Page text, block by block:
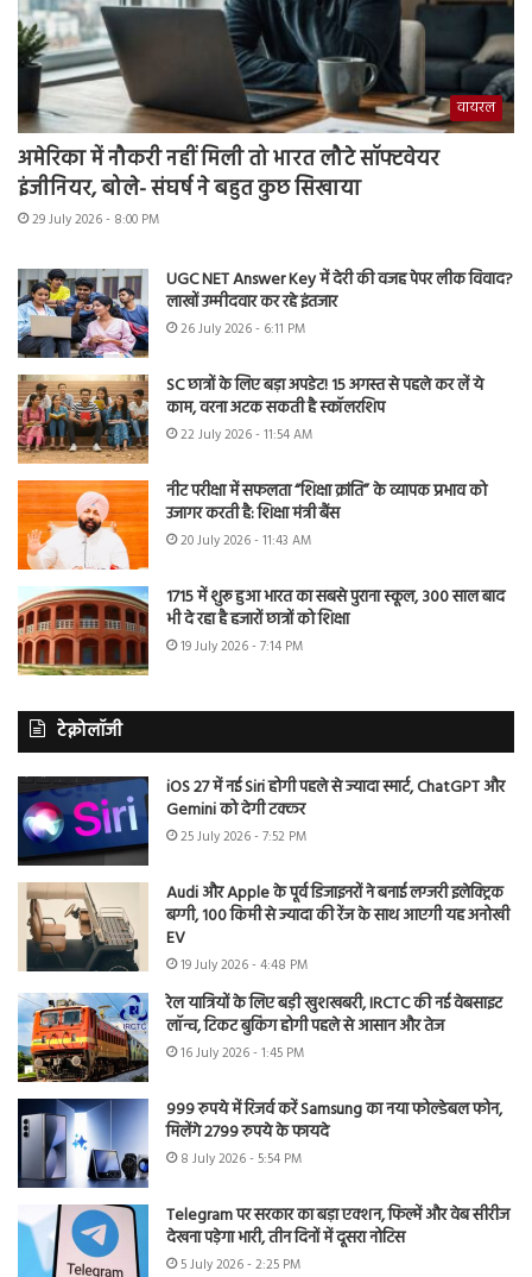
वायरल
अमेरिका में नौकरी नहीं मिली तो भारत लौटे सॉफ्टवेयर
इंजीनियर, बोले- संघर्ष ने बहुत कुछ सिखाया
29 July 2026 - 8:00 PM
UGC NET Answer Key में देरी की वजह पेपर लीक विवाद?
लाखों उम्मीदवार कर रहे इंतजार
26 July 2026 - 6:11 PM
SC छात्रों के लिए बड़ा अपडेट! 15 अगस्त से पहले कर लें ये
काम, वरना अटक सकती है स्कॉलरशिप
22 July 2026 - 11:54 AM
नीट परीक्षा में सफलता “शिक्षा क्रांति” के व्यापक प्रभाव को
उजागर करती है: शिक्षा मंत्री बैंस
20 July 2026 - 11:43 AM
1715 में शुरू हुआ भारत का सबसे पुराना स्कूल, 300 साल बाद
भी दे रहा है हजारों छात्रों को शिक्षा
19 July 2026 - 7:14 PM
टेक्नोलॉजी
iOS 27 में नई Siri होगी पहले से ज्यादा स्मार्ट, ChatGPT और
Gemini को देगी टक्कर
25 July 2026 - 7:52 PM
Audi और Apple के पूर्व डिजाइनरों ने बनाई लग्जरी इलेक्ट्रिक
बग्गी, 100 किमी से ज्यादा की रेंज के साथ आएगी यह अनोखी
EV
19 July 2026 - 4:48 PM
रेल यात्रियों के लिए बड़ी खुशखबरी, IRCTC की नई वेबसाइट
लॉन्च, टिकट बुकिंग होगी पहले से आसान और तेज
16 July 2026 - 1:45 PM
999 रुपये में रिजर्व करें Samsung का नया फोल्डेबल फोन,
मिलेंगे 2799 रुपये के फायदे
8 July 2026 - 5:54 PM
Telegram पर सरकार का बड़ा एक्शन, फिल्में और वेब सीरीज
देखना पड़ेगा भारी, तीन दिनों में दूसरा नोटिस
5 July 2026 - 2:25 PM